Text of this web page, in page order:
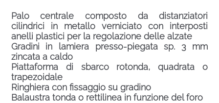
Palo centrale composto da distanziatori
cilindrici in metallo verniciato con interposti
anelli plastici per la regolazione delle alzate
Gradini in lamiera presso-piegata sp. 3 mm
zincata a caldo
Piattaforma di sbarco rotonda, quadrata o
trapezoidale
Ringhiera con fissaggio su gradino
Balaustra tonda o rettilinea in funzione del foro